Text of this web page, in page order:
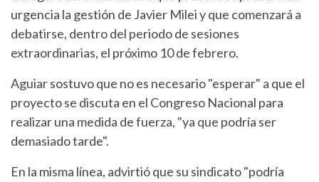
urgencia la gestión de Javier Milei y que comenzará a
debatirse, dentro del periodo de sesiones
extraordinarias, el próximo 10 de febrero.
Aguiar sostuvo que no es necesario "esperar" a que el
proyecto se discuta en el Congreso Nacional para
realizar una medida de fuerza, "ya que podría ser
demasiado tarde".
En la misma línea, advirtió que su sindicato "podría